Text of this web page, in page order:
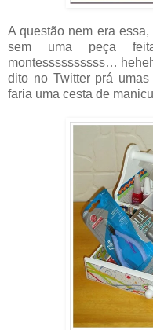
A questão nem era
sem uma peça
montessssssssss…
dito no Twitter prá
faria uma cesta de